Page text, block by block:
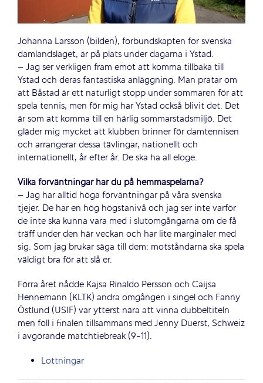
Johanna Larsson (bilden), förbundskapten för svenska
damlandslaget, är på plats under dagarna i Ystad.
– Jag ser verkligen fram emot att komma tillbaka till
Ystad och deras fantastiska anläggning. Man pratar om
att Båstad är ett naturligt stopp under sommaren för att
spela tennis, men för mig har Ystad också blivit det. Det
är som att komma till en härlig sommarstadsmiljö. Det
gläder mig mycket att klubben brinner för damtennisen
och arrangerar dessa tävlingar, nationellt och
internationellt, år efter år. De ska ha all eloge.
Vilka förväntningar har du på hemmaspelarna?
– Jag har alltid höga förväntningar på våra svenska
tjejer. De har en hög högstanivå och jag ser inte varför
de inte ska kunna vara med i slutomgångarna om de få
träff under den här veckan och har lite marginaler med
sig. Som jag brukar säga till dem: motståndarna ska spela
väldigt bra för att slå er.
Förra året nådde Kajsa Rinaldo Persson och Caijsa
Hennemann (KLTK) andra omgången i singel och Fanny
Östlund (USIF) var ytterst nära att vinna dubbeltiteln
men föll i finalen tillsammans med Jenny Duerst, Schweiz
i avgörande matchtiebreak (9-11).
Lottningar